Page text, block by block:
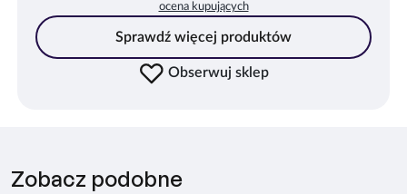
ocena kupujących
Sprawdź więcej produktów
Obserwuj sklep
Zobacz podobne